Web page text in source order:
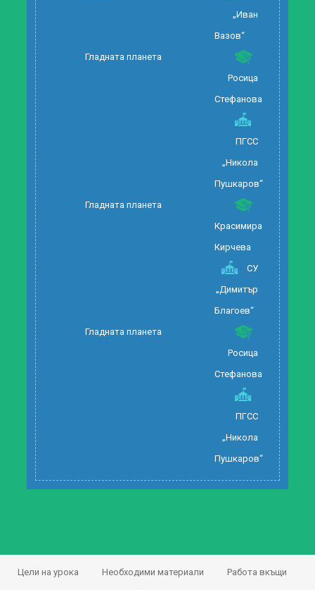
„Иван
Вазов“
Гладната планета
Росица
Стефанова
ПГСС
„Никола
Пушкаров“
Гладната планета
Красимира
Кирчева
СУ
„Димитър
Благоев“
Гладната планета
Росица
Стефанова
ПГСС
„Никола
Пушкаров“
Цели на урока Необходими материали Работа вкъщи